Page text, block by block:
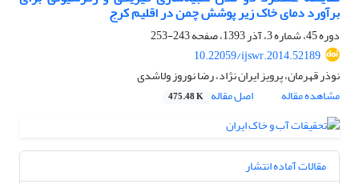
برآورد دمای خاک زیر پوشش چمن در اقلیم کرج
دوره 45، شماره 3، آذر 1393، صفحه
243-253
10.22059/ijswr.2014.52189
نوذر قهرمان، پرویز ایران نژاد، رضا نوروز ولاشدی
مشاهده مقاله
اصل مقاله 475.48 K
مقالات آماده انتشار